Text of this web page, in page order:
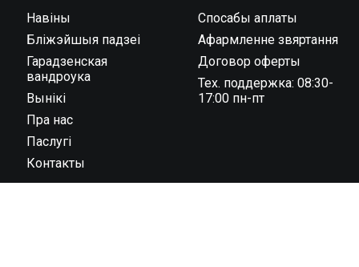
Навіны
Бліжэйшыя падзеі
Гарадзенская
вандроука
Вынікі
Пра нас
Паслугі
Контакты
Спосабы аплаты
Афармленне звяртання
Договор оферты
Тех. поддержка: 08:30-
17:00 пн-пт